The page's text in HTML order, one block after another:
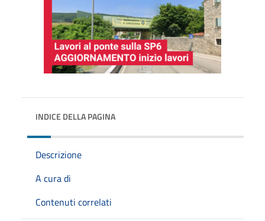
INDICE DELLA PAGINA
Descrizione
A cura di
Contenuti correlati